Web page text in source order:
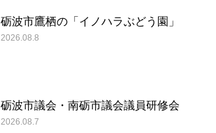
砺波市鷹栖の「イノハラぶどう園」
2026.08.8
砺波市議会・南砺市議会議員研修会
2026.08.7